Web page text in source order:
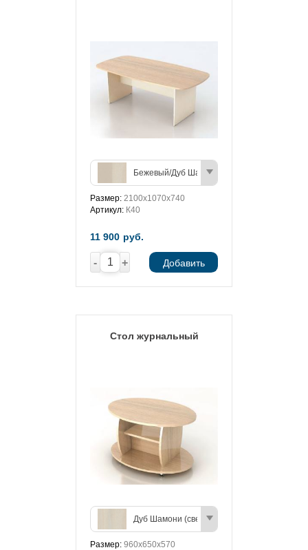
Бежевый/Дуб Шамони (светлый)
Размер: 2100х1070х740
Артикул: К40
11 900 руб.
- + Добавить
Стол журнальный
Дуб Шамони (светлый)
Размер: 960х650х570